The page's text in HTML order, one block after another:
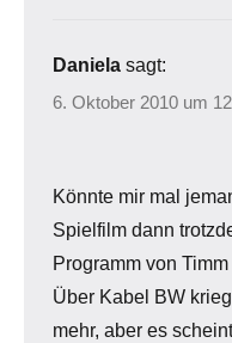
Daniela sagt:
6. Oktober 2010 um
Könnte mir mal
Spielfilm dann
Programm von
Über Kabel BW
mehr, aber es